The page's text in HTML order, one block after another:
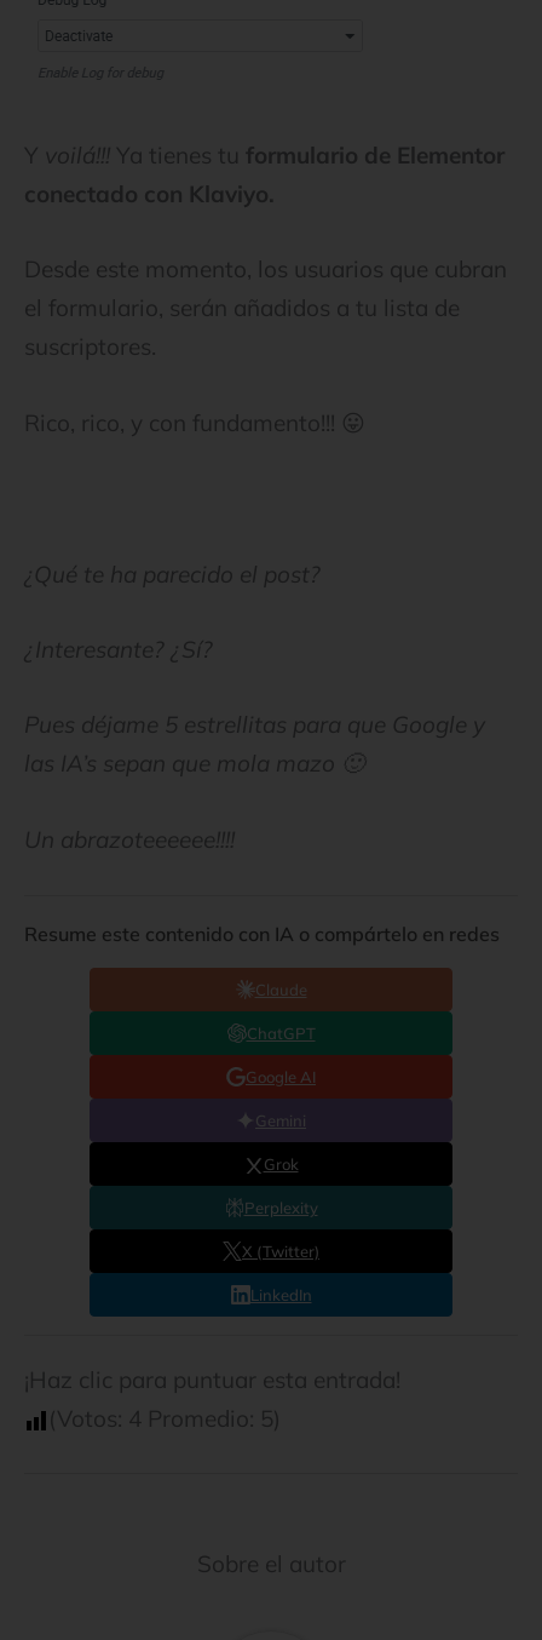
Y voilá!!! Ya tienes tu formulario de Elementor
conectado con Klaviyo.
Desde este momento, los usuarios que cubran
el formulario, serán añadidos a tu lista de
suscriptores.
Rico, rico, y con fundamento!!! 😛
¿Qué te ha parecido el post?
¿Interesante? ¿Sí?
Pues déjame 5 estrellitas para que Google y
las IA’s sepan que mola mazo 🙂
Un abrazoteeeeee!!!!
Resume este contenido con IA o compártelo en redes
Claude
ChatGPT
Google AI
Gemini
Grok
Perplexity
X (Twitter)
LinkedIn
¡Haz clic para puntuar esta entrada!
(Votos: 4 Promedio: 5)
Sobre el autor